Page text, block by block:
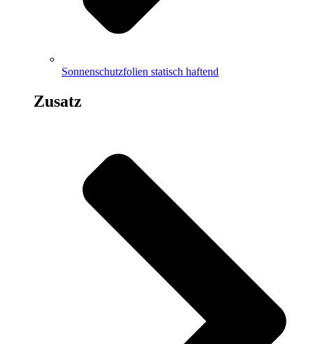
Sonnenschutzfolien statisch haftend
Zusatz